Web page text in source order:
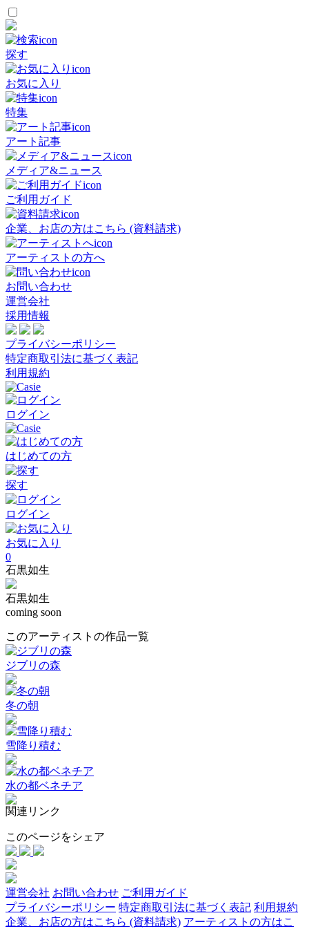
探す
お気に入り
特集
アート記事
メディア&ニュース
ご利用ガイド
企業、お店の方はこちら (資料請求)
アーティストの方へ
お問い合わせ
運営会社
採用情報
プライバシーポリシー
特定商取引法に基づく表記
利用規約
ログイン
はじめての方
探す
ログイン
お気に入り
0
石黒如生
石黒如生
coming soon
このアーティストの作品一覧
ジブリの森
冬の朝
雪降り積む
水の都ベネチア
関連リンク
このページをシェア
運営会社 お問い合わせ ご利用ガイド
プライバシーポリシー 特定商取引法に基づく表記 利用規約
企業、お店の方はこちら (資料請求) アーティストの方はこ